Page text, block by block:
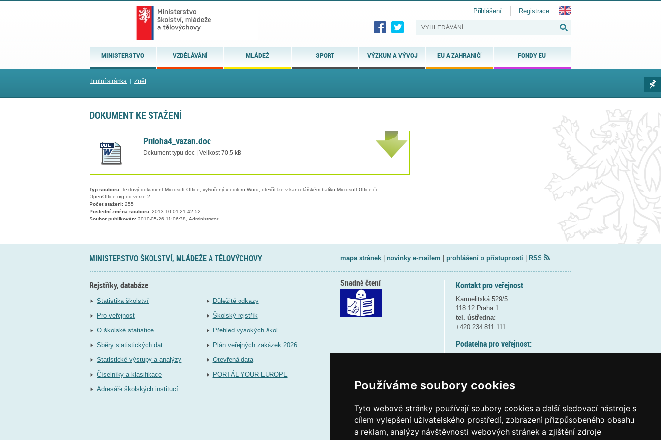
Používáme soubory cookies
Tyto webové stránky používají soubory cookies a další sledovací nástroje s
cílem vylepšení uživatelského prostředí, zobrazení přizpůsobeného obsahu
a reklam, analýzy návštěvnosti webových stránek a zjištění zdroje
MINISTERSTVO VZDĚLÁVÁNÍ MLÁDEŽ SPORT VÝZKUM A VÝVOJ EU A ZAHRANIČÍ FONDY EU
Přihlášení Registrace
Titulní stránka Zpět
DOKUMENT KE STAŽENÍ
Priloha4_vazan.doc
Dokument typu doc | Velikost 70,5 kB
Typ souboru: Textový dokument Microsoft Office, vytvořený v editoru Word, otevřít lze v kancelářském balíku Microsoft Office či
OpenOffice.org od verze 2.
Počet stažení: 255
Poslední změna souboru: 2013-10-01 21:42:52
Soubor publikován: 2010-05-26 11:06:38, Administrator
MINISTERSTVO ŠKOLSTVÍ, MLÁDEŽE A TĚLOVÝCHOVY mapa stránek| novinky e-mailem prohlášení o přístupnosti RSS
Rejstříky, databáze
Statistika školství
Pro veřejnost
O školské statistice
Sběry statistických dat
Statistické výstupy a analýzy
Číselníky a klasifikace
Adresáře školských institucí
Důležité odkazy
Školský rejstřík
Přehled vysokých škol
Plán veřejných zakázek 2026
Otevřená data
PORTÁL YOUR EUROPE
Kontakt pro veřejnost
Karmelitská 529/5
118 12 Praha 1
tel. ústředna:
+420 234 811 111
Podatelna pro veřejnost:
(více informací
Elektronická podatelna:
posta@msmtgov cz
Snadné čtení